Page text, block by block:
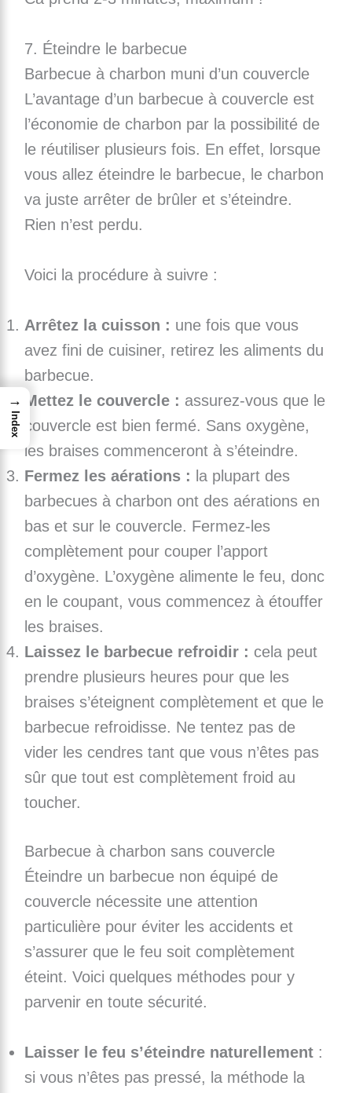
7. Éteindre le barbecue
Barbecue à charbon muni d’un couvercle
L’avantage d’un barbecue à couvercle est
l’économie de charbon par la possibilité de
le réutiliser plusieurs fois. En effet, lorsque
vous allez éteindre le barbecue, le charbon
va juste arrêter de brûler et s’éteindre.
Rien n’est perdu.
Voici la procédure à suivre :
Arrêtez la cuisson : une fois que vous
avez fini de cuisiner, retirez les aliments du
barbecue.
Mettez le couvercle : assurez-vous que le
couvercle est bien fermé. Sans oxygène,
les braises commenceront à s’éteindre.
Fermez les aérations : la plupart des
barbecues à charbon ont des aérations en
bas et sur le couvercle. Fermez-les
complètement pour couper l’apport
d’oxygène. L’oxygène alimente le feu, donc
en le coupant, vous commencez à étouffer
les braises.
Laissez le barbecue refroidir : cela peut
prendre plusieurs heures pour que les
braises s’éteignent complètement et que le
barbecue refroidisse. Ne tentez pas de
vider les cendres tant que vous n’êtes pas
sûr que tout est complètement froid au
toucher.
Barbecue à charbon sans couvercle
Éteindre un barbecue non équipé de
couvercle nécessite une attention
particulière pour éviter les accidents et
s’assurer que le feu soit complètement
éteint. Voici quelques méthodes pour y
parvenir en toute sécurité.
Laisser le feu s’éteindre naturellement:
si vous n’êtes pas pressé, la méthode la
→
Index